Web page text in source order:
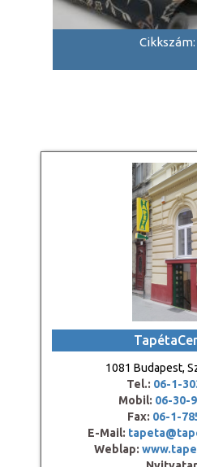
Cikkszám:
1081 Budapest,
Tel.: 06-1-
Mobil: 06-30-
Fax: 06-1-
E-Mail:
Weblap: